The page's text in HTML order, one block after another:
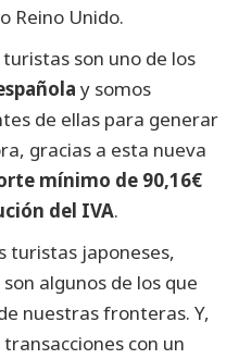
Reino Unido.
son uno de los
y somos
de ellas para generar
gracias a esta nueva
mínimo de 90,16€
del IVA.
turistas japoneses,
algunos de los que
nuestras fronteras. Y,
con un